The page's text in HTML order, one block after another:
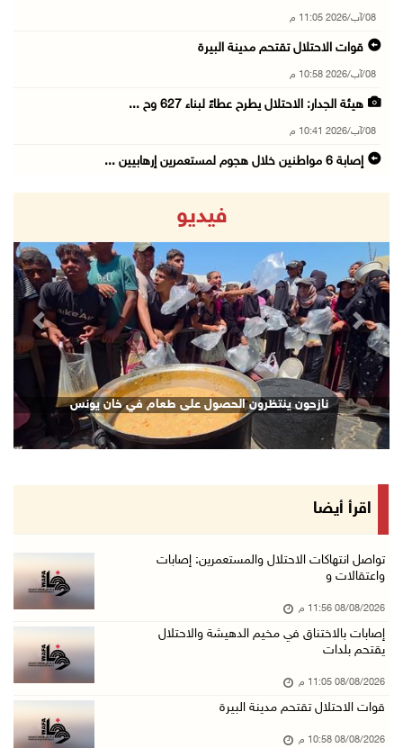
08/آب/2026 11:05 م
قوات الاحتلال تقتحم مدينة البيرة
08/آب/2026 10:58 م
هيئة الجدار: الاحتلال يطرح عطاءً لبناء 627 وح ...
08/آب/2026 10:41 م
إصابة 6 مواطنين خلال هجوم لمستعمرين إرهابيين ...
الاحتلال يحتجز مواطنين من طمون ومخيم الفارعة
08/آب/2026 09:33 م
الاحتلال يقتحم قرية المغير شمال شرق رام الله
08/آب/2026 09:32 م
مستعمرون يهاجمون مسجدا في بلدة إذنا غرب الخلي ...
08/آب/2026 09:11 م
الاحتلال يقتحم كوبر شمال رام الله
08/آب/2026 08:27 م
إصابات بالاختناق خلال مواجهات مع الاحتلال في ...
الاحتلال ينصب حواجز طيارة في محيط مخيم طولكرم ...
مستعمرون يهاجمون قرية أبو فلاح
مستعمرون يقتحمون بلدة بيت عور التحتا وقرية جل ...
08/آب/2026 06:39 م
فيديو
نازحون ينتظرون الحصول على طعام في خان يونس
Next
اقرأ أيضا
تواصل انتهاكات الاحتلال والمستعمرين: إصابات
واعتقالات و
08/08/2026 11:56 م
إصابات بالاختناق في مخيم الدهيشة والاحتلال
يقتحم بلدات
08/08/2026 11:05 م
قوات الاحتلال تقتحم مدينة البيرة
08/08/2026 10:58 م